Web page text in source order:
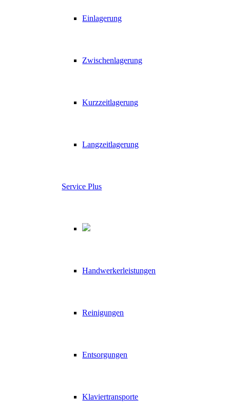
Einlagerung
Zwischenlagerung
Kurzzeitlagerung
Langzeitlagerung
Service Plus
Handwerkerleistungen
Reinigungen
Entsorgungen
Klaviertransporte